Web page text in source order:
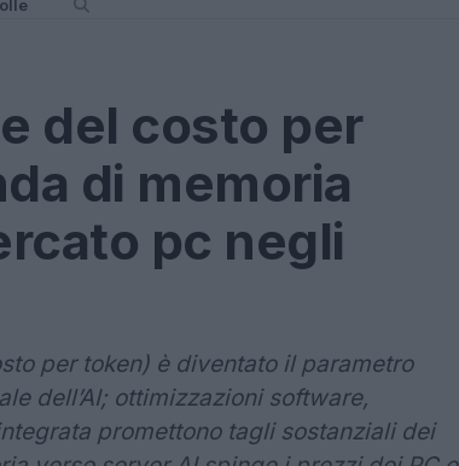
del costo per
di memoria
pc negli
per token) è diventato il parametro
dell’AI; ottimizzazioni software,
promettono tagli sostanziali dei